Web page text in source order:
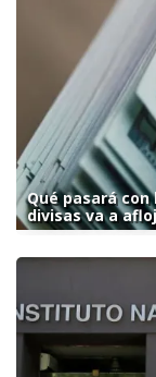
Qué pasará
divisas va a